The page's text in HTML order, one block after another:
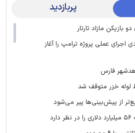
پربازدید
بازیکن مازاد تارتار
اجرای عملی پروژه ترامپ را آغاز
لوله خزر متوقف شد
از پیش‌بینی‌ها پیر می‌شود